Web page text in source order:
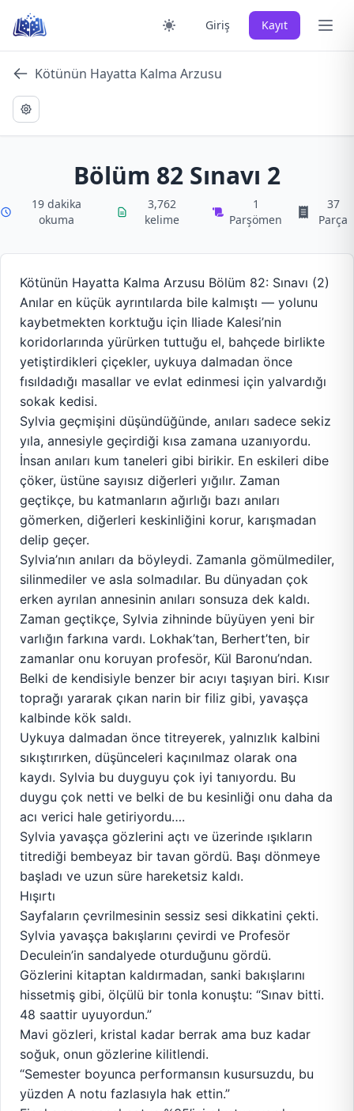
content
Giriş Kayıt Ana
Kötünün Hayatta Kalma Arzusu
Bölüm 82 Sınavı 2
19 dakika
okuma
3,762
kelime
1
Parşömen
37
Parça
Kötünün Hayatta Kalma Arzusu Bölüm 82: Sınavı (2)
Anılar en küçük ayrıntılarda bile kalmıştı — yolunu
kaybetmekten korktuğu için Iliade Kalesi’nin
koridorlarında yürürken tuttuğu el, bahçede birlikte
yetiştirdikleri çiçekler, uykuya dalmadan önce
fısıldadığı masallar ve evlat edinmesi için yalvardığı
sokak kedisi.
Sylvia geçmişini düşündüğünde, anıları sadece sekiz
yıla, annesiyle geçirdiği kısa zamana uzanıyordu.
İnsan anıları kum taneleri gibi birikir. En eskileri dibe
çöker, üstüne sayısız diğerleri yığılır. Zaman
geçtikçe, bu katmanların ağırlığı bazı anıları
gömerken, diğerleri keskinliğini korur, karışmadan
delip geçer.
Sylvia’nın anıları da böyleydi. Zamanla gömülmediler,
silinmediler ve asla solmadılar. Bu dünyadan çok
erken ayrılan annesinin anıları sonsuza dek kaldı.
Zaman geçtikçe, Sylvia zihninde büyüyen yeni bir
varlığın farkına vardı. Lokhak’tan, Berhert’ten, bir
zamanlar onu koruyan profesör, Kül Baronu’ndan.
Belki de kendisiyle benzer bir acıyı taşıyan biri. Kısır
toprağı yararak çıkan narin bir filiz gibi, yavaşça
kalbinde kök saldı.
Uykuya dalmadan önce titreyerek, yalnızlık kalbini
sıkıştırırken, düşünceleri kaçınılmaz olarak ona
kaydı. Sylvia bu duyguyu çok iyi tanıyordu. Bu
duygu çok netti ve belki de bu kesinliği onu daha da
acı verici hale getiriyordu….
Sylvia yavaşça gözlerini açtı ve üzerinde ışıkların
titrediği bembeyaz bir tavan gördü. Başı dönmeye
başladı ve uzun süre hareketsiz kaldı.
Hışırtı
Sayfaların çevrilmesinin sessiz sesi dikkatini çekti.
Sylvia yavaşça bakışlarını çevirdi ve Profesör
Deculein’in sandalyede oturduğunu gördü.
Gözlerini kitaptan kaldırmadan, sanki bakışlarını
hissetmiş gibi, ölçülü bir tonla konuştu: “Sınav bitti.
48 saattir uyuyordun.”
Mavi gözleri, kristal kadar berrak ama buz kadar
soğuk, onun gözlerine kilitlendi.
“Semester boyunca performansın kusursuzdu, bu
yüzden A notu fazlasıyla hak ettin.”